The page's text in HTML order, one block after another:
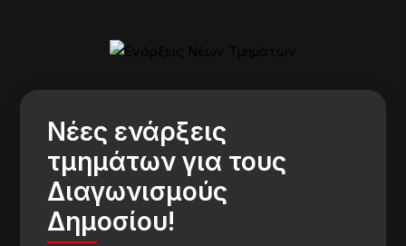
Νέες ενάρξεις
τμημάτων για τους
Διαγωνισμούς
Δημοσίου!